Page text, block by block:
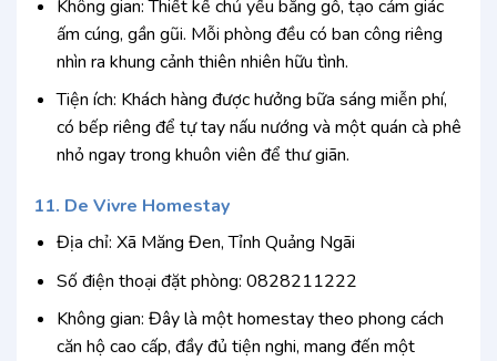
Không gian: Thiết kế chủ yếu bằng gỗ, tạo cảm giác
ấm cúng, gần gũi. Mỗi phòng đều có ban công riêng
nhìn ra khung cảnh thiên nhiên hữu tình.
Tiện ích: Khách hàng được hưởng bữa sáng miễn phí,
có bếp riêng để tự tay nấu nướng và một quán cà phê
nhỏ ngay trong khuôn viên để thư giãn.
11. De Vivre Homestay
Địa chỉ: Xã Măng Đen, Tỉnh Quảng Ngãi
Số điện thoại đặt phòng: 0828211222
Không gian: Đây là một homestay theo phong cách
căn hộ cao cấp, đầy đủ tiện nghi, mang đến một